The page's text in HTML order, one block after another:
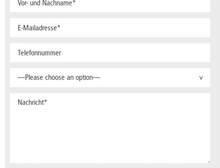
—Please choose an option— >